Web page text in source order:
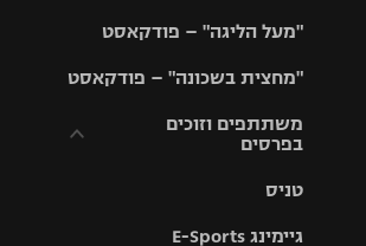
"מעל הליגה" – פודקאסט
"מחצית בשכונה" – פודקאסט
משתתפים וזוכים
בפרסים
וזוכים בפרסים
טניס
גיימינג E-Sports